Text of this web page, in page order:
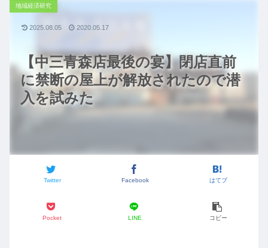
【中三青森店最後の宴】閉店直前
に禁断の屋上が解放されたので潜
入を試みた
地域経済研究
Twitter Facebook はてブ
Pocket LINE コピー
2025.08.05 2020.05.17